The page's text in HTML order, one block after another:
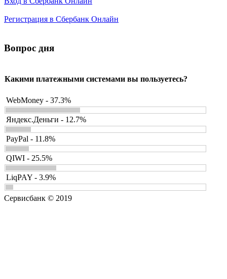
Регистрация в Сбербанк Онлайн
Вопрос дня
Какими платежными системами вы пользуетесь?
WebMoney - 37.3%
Яндекс.Деньги - 12.7%
PayPal - 11.8%
QIWI - 25.5%
LiqPAY - 3.9%
Сервисбанк © 2019